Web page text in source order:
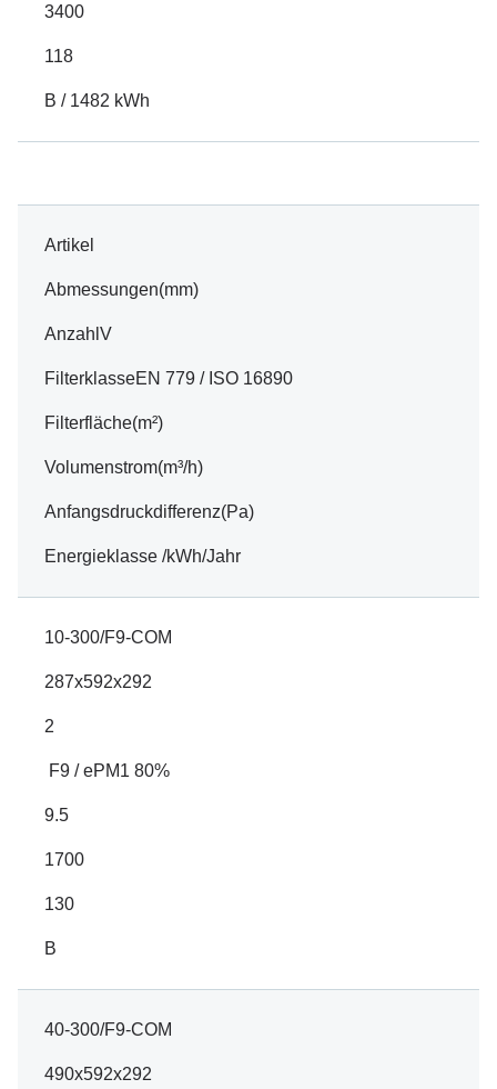
3400
118
B / 1482 kWh
Artikel
Abmessungen(mm)
AnzahlV
FilterklasseEN 779 / ISO 16890
Filterfläche(m²)
Volumenstrom(m³/h)
Anfangsdruckdifferenz(Pa)
Energieklasse /kWh/Jahr
10-300/F9-COM
287x592x292
2
F9 / ePM1 80%
9.5
1700
130
B
40-300/F9-COM
490x592x292